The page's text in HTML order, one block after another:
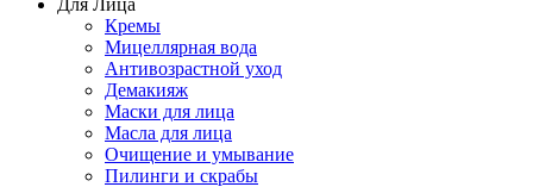
Для Лица
Кремы
Мицеллярная вода
Антивозрастной уход
Демакияж
Маски для лица
Масла для лица
Очищение и умывание
Пилинги и скрабы